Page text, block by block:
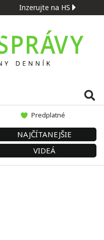
Inzerujte na HS
Predplatné
NAJČÍTANEJŠIE
VIDEÁ